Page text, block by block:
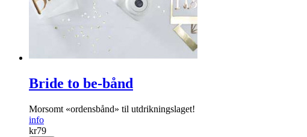
Bride to be-bånd
Morsomt «ordensbånd» til utdrikningslaget!
info
kr79